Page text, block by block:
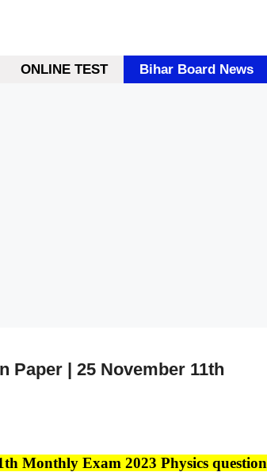
ONLINE TEST Bihar Board News
Paper | 25 November 11th
Monthly Exam 2023 Physics question